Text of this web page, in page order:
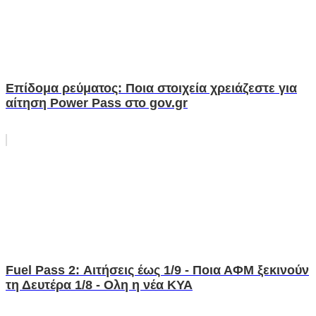
Επίδομα ρεύματος: Ποια στοιχεία χρειάζεστε για
αίτηση Power Pass στο gov.gr
Fuel Pass 2: Αιτήσεις έως 1/9 - Ποια ΑΦΜ ξεκινούν
τη Δευτέρα 1/8 - Ολη η νέα ΚΥΑ